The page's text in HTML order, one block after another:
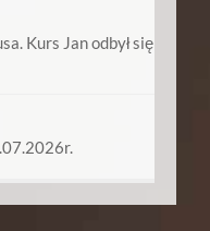
Kurs Jan odbył się